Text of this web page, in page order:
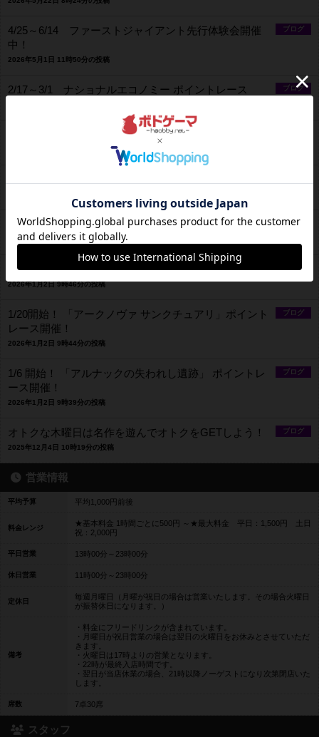
ブログ
4/25～6/14 ファーストジャイアント先行体験会開催
中！
2026年5月1日 11時50分の投稿
ブログ
2/17～3/1 ナショナルエコノミー ポイントレース
2/3開始！ 「パークス」ポイントレース開催！
ブログ
1/11 ラミィキューブ体験会
2026年1月2日 9時50分の投稿
ブログ
1/25（日） ユミニー高知人狼会（人狼イベント）
2026年1月2日 9時46分の投稿
ブログ
1/20開始！ 「アークノヴァ サンクチュアリ」ポイント
レース開催！
2026年1月2日 9時44分の投稿
ブログ
1/6 開始！ 「アルナックの失われし遺跡」 ポイントレ
ース開催！
2026年1月2日 9時39分の投稿
ブログ
オトクな木曜日は名作を遊んでオトクをGETしよう！
2025年12月4日 10時19分の投稿
営業情報
平均予算 平均1,000円前後
料金レンジ
★基本料金 1時間ごとに500円 ～★最大料金 平日：1,500円 土日
祝：2,000円
平日営業 13時00分～23時00分
休日営業 11時00分～23時00分
定休日
毎週月曜日（月曜が祝日の場合は営業いたします。その場合火曜日
が振替休日になります。）
備考
・料金にフリードリンクが含まれています。
・月曜日が祝日営業の場合は翌日の火曜日をお休みとさせていただ
きます。
・火曜日は17時よりの営業となります。
・22時が最終入店時間です。
・翌日が当店休業の場合、21時以降ノーゲストになり次第閉店いた
します。
席数 7卓30席
スタッフ